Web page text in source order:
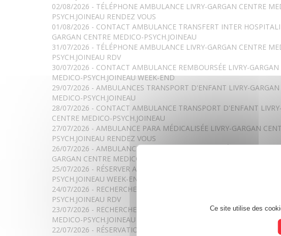
02/08/2026 - TÉLÉPHONE AMBULANCE LIVRY-GARGAN CENTRE
PSYCH.JOINEAU RENDEZ VOUS
01/08/2026 - CONTACT AMBULANCE TRANSFERT INTER
GARGAN CENTRE MEDICO-PSYCH.JOINEAU
31/07/2026 - TÉLÉPHONE AMBULANCE LIVRY-GARGAN CENTRE
PSYCH.JOINEAU RDV
30/07/2026 - CONTACT AMBULANCE REMBOURSÉE LIVRY-GARGAN
MEDICO-PSYCH.JOINEAU WEEK-END
29/07/2026 - AMBULANCES TRANSPORT D'ENFANT LIVRY-GARGAN
MEDICO-PSYCH.JOINEAU
28/07/2026 - CONTACT AMBULANCE TRANSPORT D'ENFANT
CENTRE MEDICO-PSYCH.JOINEAU
27/07/2026 - AMBULANCE PARA MÉDICALISÉE LIVRY-GARGAN
PSYCH.JOINEAU RENDEZ VOUS
26/07/2026 - AMBULANCES AVEC PRESCRIPTION MÉDICALE DE
GARGAN CENTRE MEDICO-PSYCH.JOINEAU RDV
25/07/2026 - RÉSERVER AMBULANCES LIVRY-GARGAN CENTRE
PSYCH.JOINEAU WEEK-END
24/07/2026 - RECHERCHE AMBULANCE LIVRY-GARGAN CENTRE
PSYCH.JOINEAU RDV
23/07/2026 - RECHERCHE AMBULANCE PARA MÉDICALISÉE LIVRY-
MEDICO-PSYCH.JOINEAU RDV
22/07/2026 - RÉSERVATION AMBULANCES LIVRY-GARGAN CENTRE
Ce site utilise des